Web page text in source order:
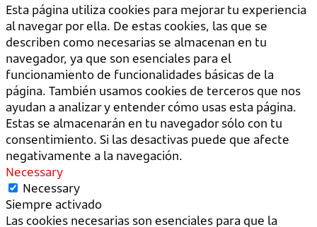
Esta página utiliza cookies para mejorar tu experiencia
al navegar por ella. De estas cookies, las que se
describen como necesarias se almacenan en tu
navegador, ya que son esenciales para el
funcionamiento de funcionalidades básicas de la
página. También usamos cookies de terceros que nos
ayudan a analizar y entender cómo usas esta página.
Estas se almacenarán en tu navegador sólo con tu
consentimiento. Si las desactivas puede que afecte
negativamente a la navegación.
Necessary
Necessary
Siempre activado
Las cookies necesarias son esenciales para que la